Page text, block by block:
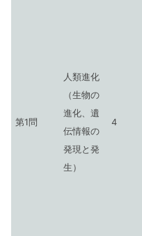
第1問
人類進化
（生物の
進化、遺
伝情報の
発現と発
生）
4